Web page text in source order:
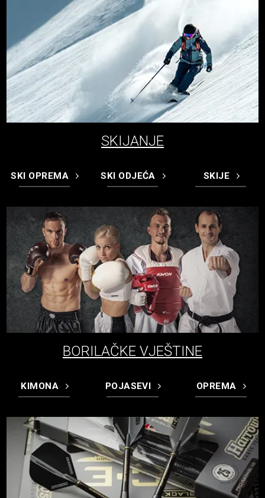
SKIJANJE
SKI OPREMA SKI ODJEĆA SKIJE
BORILAČKE VJEŠTINE
KIMONA POJASEVI OPREMA